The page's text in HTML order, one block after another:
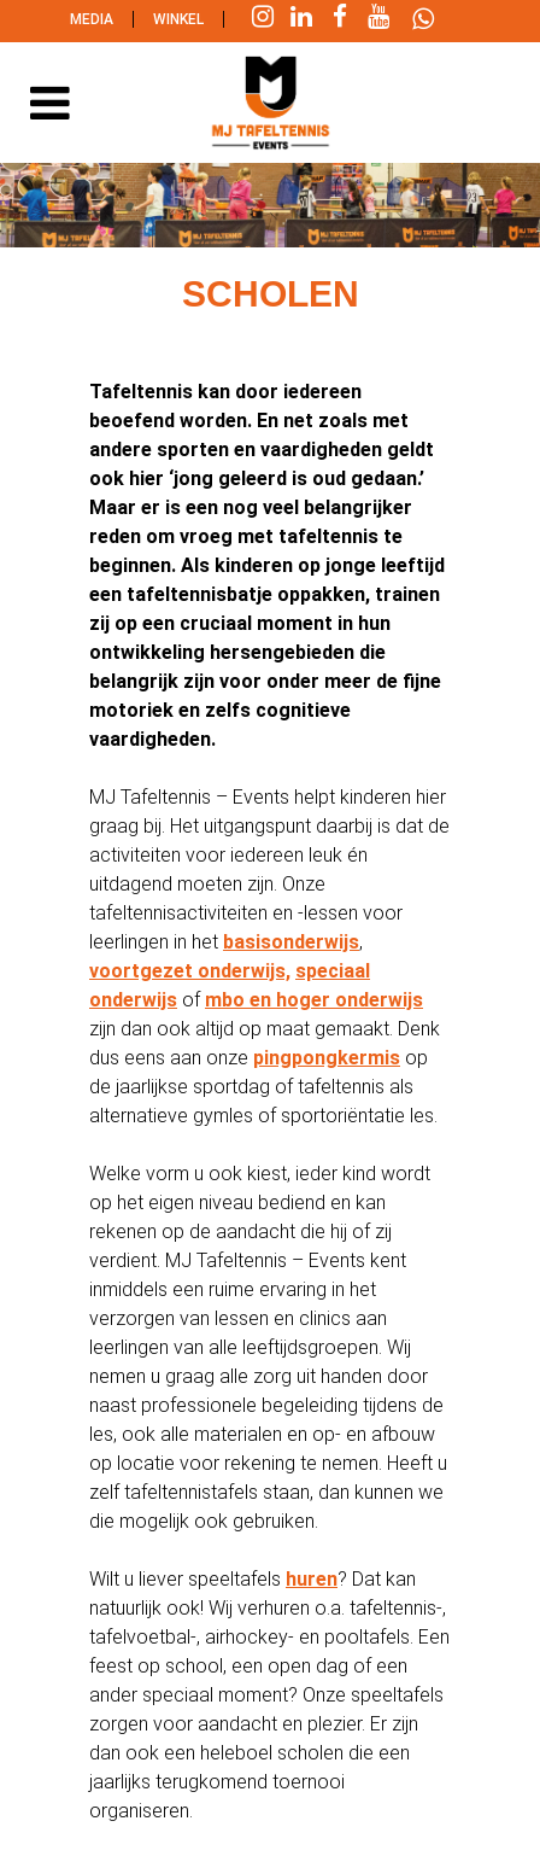
MEDIA | WINKEL |
SCHOLEN
Tafeltennis kan door iedereen
beoefend worden. En net zoals met
andere sporten en vaardigheden geldt
ook hier ‘jong geleerd is oud gedaan.’
Maar er is een nog veel belangrijker
reden om vroeg met tafeltennis te
beginnen. Als kinderen op jonge leeftijd
een tafeltennisbatje oppakken, trainen
zij op een cruciaal moment in hun
ontwikkeling hersengebieden die
belangrijk zijn voor onder meer de fijne
motoriek en zelfs cognitieve
vaardigheden.
MJ Tafeltennis – Events helpt kinderen hier
graag bij. Het uitgangspunt daarbij is dat de
activiteiten voor iedereen leuk én
uitdagend moeten zijn. Onze
tafeltennisactiviteiten en -lessen voor
leerlingen in het basisonderwijs,
voortgezet onderwijs, speciaal
onderwijs of mbo en hoger onderwijs
zijn dan ook altijd op maat gemaakt. Denk
dus eens aan onze pingpongkermis op
de jaarlijkse sportdag of tafeltennis als
alternatieve gymles of sportoriëntatie les.
Welke vorm u ook kiest, ieder kind wordt
op het eigen niveau bediend en kan
rekenen op de aandacht die hij of zij
verdient. MJ Tafeltennis – Events kent
inmiddels een ruime ervaring in het
verzorgen van lessen en clinics aan
leerlingen van alle leeftijdsgroepen. Wij
nemen u graag alle zorg uit handen door
naast professionele begeleiding tijdens de
les, ook alle materialen en op- en afbouw
op locatie voor rekening te nemen. Heeft u
zelf tafeltennistafels staan, dan kunnen we
die mogelijk ook gebruiken.
Wilt u liever speeltafels huren? Dat kan
natuurlijk ook! Wij verhuren o.a. tafeltennis-,
tafelvoetbal-, airhockey- en pooltafels. Een
feest op school, een open dag of een
ander speciaal moment? Onze speeltafels
zorgen voor aandacht en plezier. Er zijn
dan ook een heleboel scholen die een
jaarlijks terugkomend toernooi
organiseren.